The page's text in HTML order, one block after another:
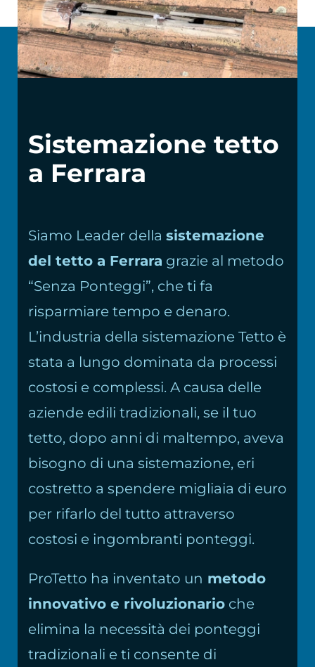
Chi siamo
Sistemazione tetto
a Ferrara
Siamo Leader della sistemazione
del tetto a Ferrara grazie al metodo
“Senza Ponteggi”, che ti fa
risparmiare tempo e denaro.
L’industria della sistemazione Tetto è
stata a lungo dominata da processi
costosi e complessi. A causa delle
aziende edili tradizionali, se il tuo
tetto, dopo anni di maltempo, aveva
bisogno di una sistemazione, eri
costretto a spendere migliaia di euro
per rifarlo del tutto attraverso
costosi e ingombranti ponteggi.
ProTetto ha inventato un metodo
innovativo e rivoluzionario che
elimina la necessità dei ponteggi
tradizionali e ti consente di